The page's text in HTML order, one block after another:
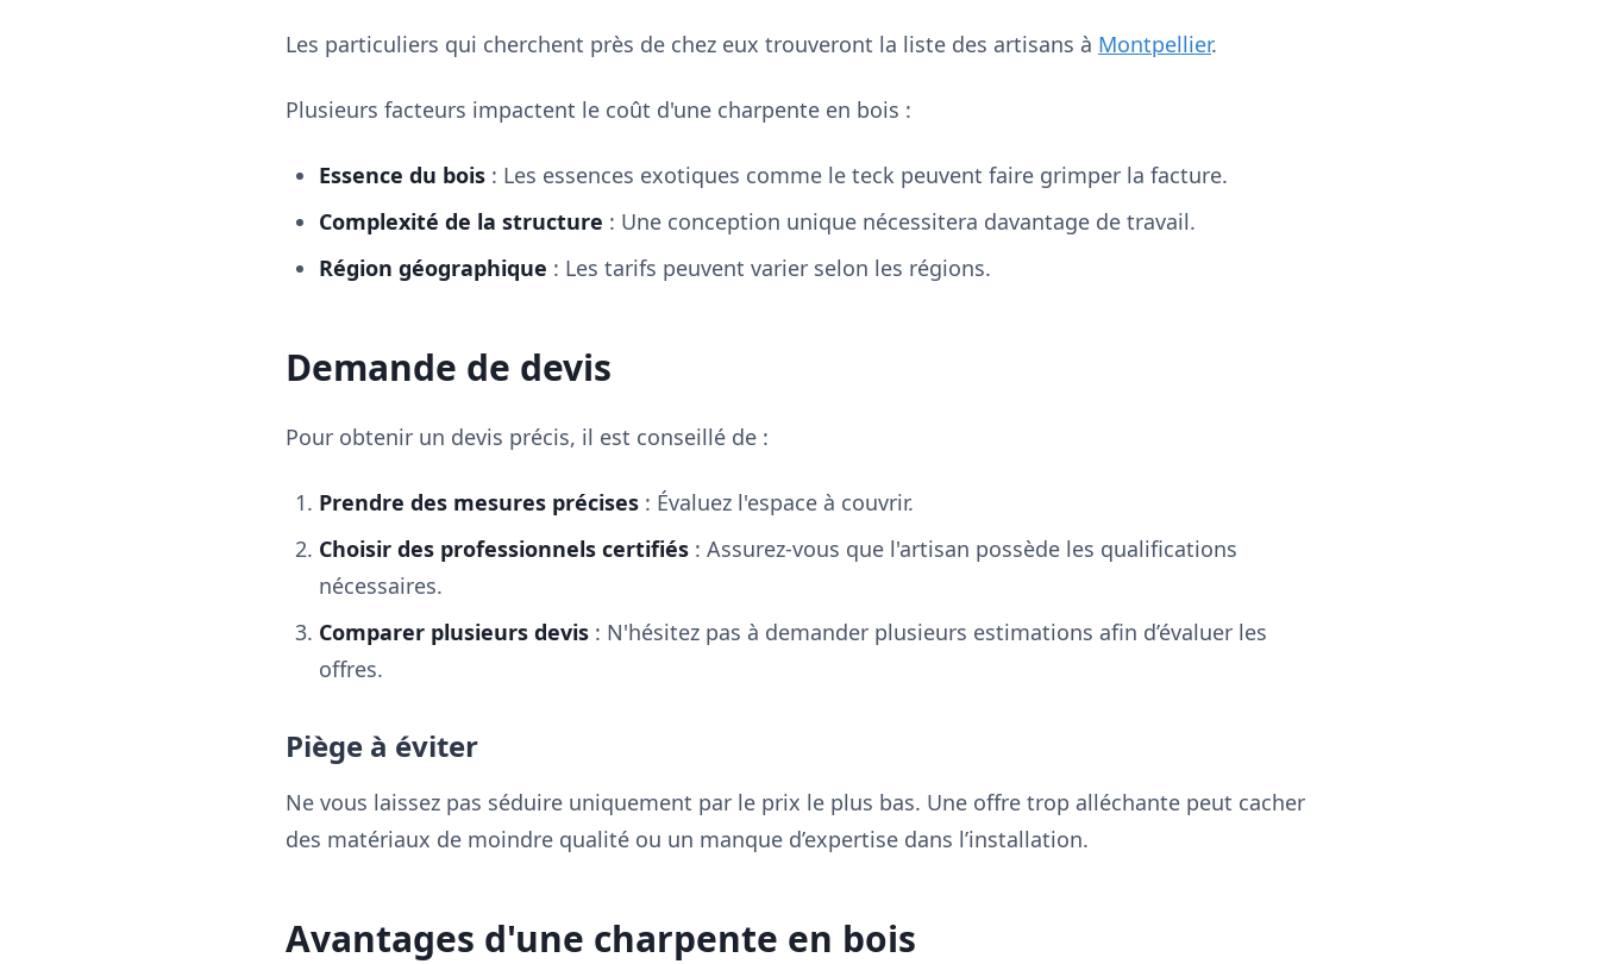
Les particuliers qui cherchent près de chez eux trouveront la liste des artisans à Montpellier.
Plusieurs facteurs impactent le coût d'une charpente en bois :
Essence du bois : Les essences exotiques comme le teck peuvent faire grimper la facture.
Complexité de la structure : Une conception unique nécessitera davantage de travail.
Région géographique : Les tarifs peuvent varier selon les régions.
Demande de devis
Pour obtenir un devis précis, il est conseillé de :
Prendre des mesures précises : Évaluez l'espace à couvrir.
Choisir des professionnels certifiés : Assurez-vous que l'artisan possède les qualifications
nécessaires.
Comparer plusieurs devis : N'hésitez pas à demander plusieurs estimations afin d’évaluer les
offres.
Piège à éviter
Ne vous laissez pas séduire uniquement par le prix le plus bas. Une offre trop alléchante peut cacher
des matériaux de moindre qualité ou un manque d’expertise dans l’installation.
Avantages d'une charpente en bois